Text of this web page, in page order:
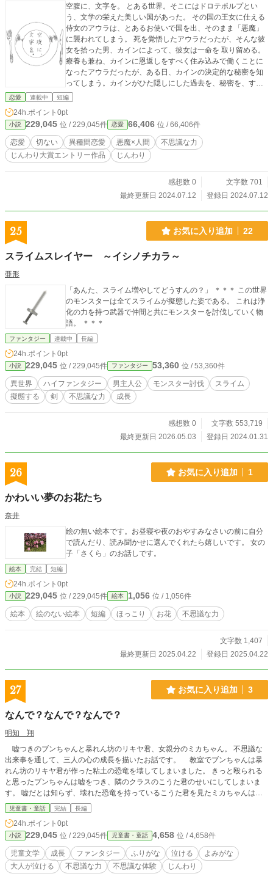
空腹に、文字を。 とある世界。そこにはドロテポルプとい
う、文学の栄えた美しい国があった。 その国の王女に仕える
侍女のアウラは、とあるお使いで国を出、そのまま「悪魔」
に襲われてしまう。 死を覚悟したアウラだったが、そんな彼
女を拾った男、カインによって、彼女は一命を 取り留める。
療養も兼ね、カインに恩返しをすべく住み込みで働くことに
なったアウラだったが、ある日、カインの決定的な秘密を知
ってしまう。カインがひた隠しにした過去を、秘密を、すべ
て包み込むアウラ。ふたりはやがて恋に落ちる。彼らのあい
恋愛 連載中 短編
24h.ポイント 0pt
小説 229,045 位 / 229,045件 恋愛 66,406 位 / 66,406件
恋愛 切ない 異種間恋愛 悪魔×人間
不思議な力
じんわり大賞エントリー作品
じんわり
感想数 0
文字数 701
最終更新日 2024.07.12
登録日 2024.07.12
25 お気に入り追加 22
スライムスレイヤー ～イシノチカラ～
亜形
「あんた、スライム増やしてどうすんの？」 ＊＊＊ この世界
のモンスターは全てスライムが擬態した姿である。 これは浄
化の力を持つ武器で仲間と共にモンスターを討伐していく物
語。 ＊＊＊
ファンタジー 連載中 長編
24h.ポイント 0pt
小説 229,045 位 / 229,045件 ファンタジー 53,360 位 / 53,360件
異世界 ハイファンタジー 男主人公 モンスター討伐
スライム
擬態する
剣 不思議な力 成長
感想数 0
文字数 553,719
最終更新日 2026.05.03
登録日 2024.01.31
26 お気に入り追加 1
かわいい夢のお花たち
奈井
絵の無い絵本です。お昼寝や夜のおやすみなさいの前に自分
で読んだり、読み聞かせに選んでくれたら嬉しいです。 女の
子「さくら」のお話しです。
絵本 完結 短編
24h.ポイント 0pt
小説 229,045 位 / 229,045件 絵本 1,056 位 / 1,056件
絵本 絵のない絵本 短編 ほっこり お花 不思議な力
文字数 1,407
最終更新日 2025.04.22
登録日 2025.04.22
27 お気に入り追加 3
なんで？なんで？なんで？
明知 翔
嘘つきのブンちゃんと暴れん坊のリキヤ君、女親分のミカちゃん。 不思議な
出来事を通して、三人の心の成長を描いたお話です。 教室でブンちゃんは暴
れん坊のリキヤ君が作った粘土の恐竜を壊してしまいました。 きっと殴られる
と思ったブンちゃんは嘘をつき、隣のクラスのこうた君のせいにしてしまいま
す。 嘘だとは知らず、壊れた恐竜を持っているこうた君を見たミカちゃんは、
こうた君を責め立ててしまいます。 一方、絶対に怒るだろうと思ったリキヤ
君が、意外にもあっさりとこうた君を許したことにみんなが驚きます。 予想外
のリキヤ君の態度を見て、嘘をついたことをこうた君に謝りたいブンちゃんと、
言い過ぎたことをこうた君に謝りたいミカちゃんは、その後、こうた君が学校を
休んでしまうことで、思いを伝えられなくなってしまいます。 リキヤ君がこう
た君を許した理由は、ある人との不思議な出会いでした。 そして、その出会い
がブンちゃんやミカちゃんも知らないうちにつながっていきます。
児童書・童話 完結 長編
24h.ポイント 0pt
小説 229,045 位 / 229,045件 児童書・童話 4,658 位 / 4,658件
児童文学 成長 ファンタジー ふりがな 泣ける
よみがな
大人が泣ける
不思議な力 不思議な体験 じんわり